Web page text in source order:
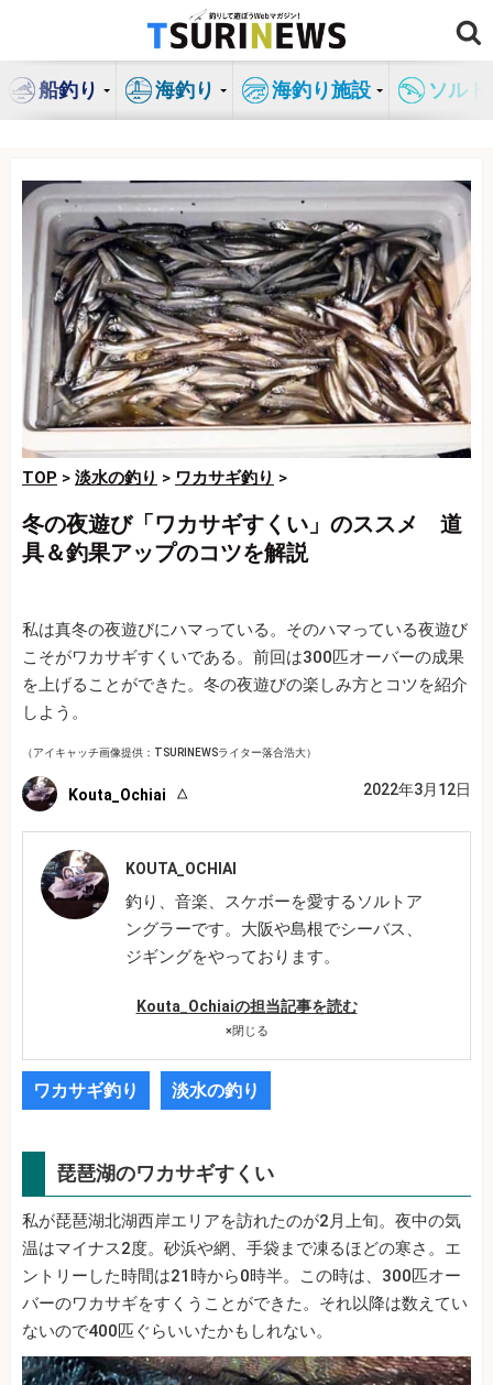
ン
船釣り 海釣り 海釣り施設 ソル
TOP > 淡水の釣り > ワカサギ釣り >
冬の夜遊び「ワカサギすくい」のススメ 道
具＆釣果アップのコツを解説
私は真冬の夜遊びにハマっている。そのハマっている夜遊び
こそがワカサギすくいである。前回は300匹オーバーの成果
を上げることができた。冬の夜遊びの楽しみ方とコツを紹介
しよう。
（アイキャッチ画像提供：TSURINEWSライター落合浩大）
Kouta_Ochiai 2022年3月12日
KOUTA_OCHIAI
釣り、音楽、スケボーを愛するソルトア
ングラーです。大阪や島根でシーバス、
ジギングをやっております。
Kouta_Ochiaiの担当記事を読む
×閉じる
ワカサギ釣り 淡水の釣り
琵琶湖のワカサギすくい
私が琵琶湖北湖西岸エリアを訪れたのが2月上旬。夜中の気
温はマイナス2度。砂浜や網、手袋まで凍るほどの寒さ。エ
ントリーした時間は21時から0時半。この時は、300匹オー
バーのワカサギをすくうことができた。それ以降は数えてい
ないので400匹ぐらいいたかもしれない。